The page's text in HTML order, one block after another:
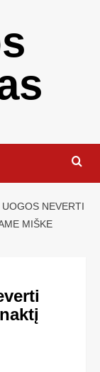
NEVERTI
MIŠKE